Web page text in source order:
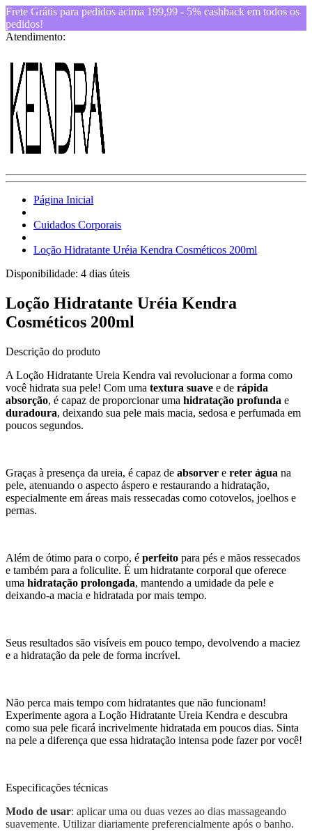
Frete Grátis para pedidos acima 199,99 - 5% cashback em todos os
pedidos!
Atendimento:
Página Inicial
Cuidados Corporais
Loção Hidratante Uréia Kendra Cosméticos 200ml
Disponibilidade: 4 dias úteis
Loção Hidratante Uréia Kendra
Cosméticos 200ml
Descrição do produto
A Loção Hidratante Ureia Kendra vai revolucionar a forma como
você hidrata sua pele! Com uma textura suave e de rápida
absorção, é capaz de proporcionar uma hidratação profunda e
duradoura, deixando sua pele mais macia, sedosa e perfumada em
poucos segundos.
Graças à presença da ureia, é capaz de absorver e reter água na
pele, atenuando o aspecto áspero e restaurando a hidratação,
especialmente em áreas mais ressecadas como cotovelos, joelhos e
pernas.
Além de ótimo para o corpo, é perfeito para pés e mãos ressecados
e também para a foliculite. É um hidratante corporal que oferece
uma hidratação prolongada, mantendo a umidade da pele e
deixando-a macia e hidratada por mais tempo.
Seus resultados são visíveis em pouco tempo, devolvendo a maciez
e a hidratação da pele de forma incrível.
Não perca mais tempo com hidratantes que não funcionam!
Experimente agora a Loção Hidratante Ureia Kendra e descubra
como sua pele ficará incrivelmente hidratada em poucos dias. Sinta
na pele a diferença que essa hidratação intensa pode fazer por você!
Especificações técnicas
Modo de usar: aplicar uma ou duas vezes ao dias massageando
suavemente. Utilizar diariamente preferencialmente após o banho.